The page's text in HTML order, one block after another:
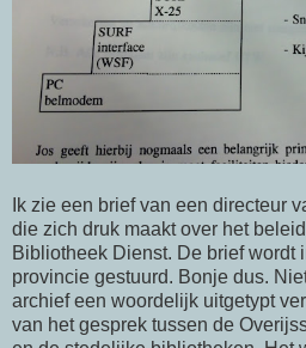
Ik zie een brief van een directeur
die zich druk maakt over het
Bibliotheek Dienst. De brief wordt
provincie gestuurd. Bonje dus.
archief een woordelijk uitgetypt
van het gesprek tussen de